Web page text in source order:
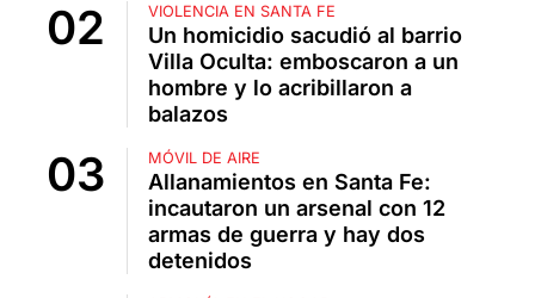
VIOLENCIA EN SANTA FE
Un homicidio sacudió al barrio
Villa Oculta: emboscaron a un
hombre y lo acribillaron a
balazos
MÓVIL DE AIRE
Allanamientos en Santa Fe:
incautaron un arsenal con 12
armas de guerra y hay dos
detenidos